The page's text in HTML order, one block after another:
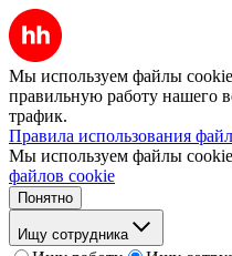
Мы используем файлы
правильную работу нашего
трафик.
Правила использования
Мы используем файлы
файлов cookie
Понятно
Ищу сотрудника